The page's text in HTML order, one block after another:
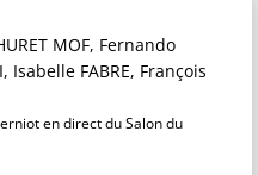
MOF, Fernando
Isabelle FABRE, François
en direct du Salon du